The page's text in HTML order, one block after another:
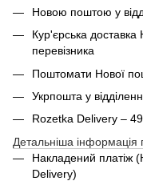
Новою поштою у
Кур'єрська
перевізника
Поштомати Нової
Укрпошта у
Rozetka Delivery – 49
Детальніша інформація
Накладений платіж
Delivery)